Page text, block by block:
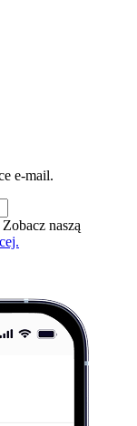
e-mail.
naszą